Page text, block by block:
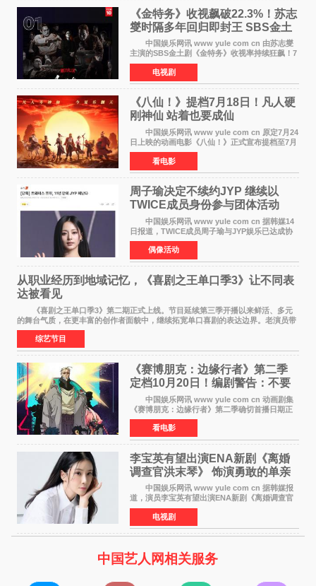
《金特务》收视飙破22.3%！苏志
燮时隔多年回归即封王 SBS金土
剧新纪录诞生
中国娱乐网讯 www yule com cn 由苏志燮
主演的SBS金土剧《金特务》收视率持续狂飙！7
月11日播出的第6集全国平均收视率高达22 3%，
瞬间最高更冲上26 4%，不仅再度刷新自身纪
录，更稳坐同时段
电视剧
《八仙！》提档7月18日！凡人硬
刚神仙 站着也要成仙
中国娱乐网讯 www yule com cn 原定7月24
日上映的动画电影《八仙！》正式宣布提档至7月
18日。这部国风动画大片将八仙过海，各显神通
这句刻在国人DNA里的俗语玩出了新花样——影
片讲述凡人
看电影
周子瑜决定不续约JYP 继续以
TWICE成员身份参与团体活动
中国娱乐网讯 www yule com cn 据韩媒14
日报道，TWICE成员周子瑜与JYP娱乐已达成协
议，不再续签个人专属合约，但她将继续参与
TWICE的完整团体活动。 周子瑜于2015年通
过生存节目《SIXTE
偶像活动
从职业经历到地域记忆，《喜剧之王单口季3》让不同表
达被看见
《喜剧之王单口季3》第二期正式上线。节目延续第三季开播以来鲜活、多元
的舞台气质，在更丰富的创作者面貌中，继续拓宽单口喜剧的表达边界。老演员带
着更加成熟的文本与舞台掌控回归，新面孔则
综艺节目
《赛博朋克：边缘行者》第二季
定档10月20日！编剧警告：不要
对角色投入太深
中国娱乐网讯 www yule com cn 动画剧集
《赛博朋克：边缘行者》第二季确切首播日期正
式敲定——将于10月20日在Netflix全球上线。此
前，Netflix韩国官方账号曾短暂出现这一日期信
息，随后迅
看电影
李宝英有望出演ENA新剧《离婚
调查官洪末琴》 饰演勇敢的单亲
妈妈家事调查官
中国娱乐网讯 www yule com cn 据韩媒报
道，演员李宝英有望出演ENA新剧《离婚调查官
洪末琴》女主角，引发观众期待。 李宝英在
剧中饰演家庭法院家事调查官洪末琴一角——即
使在极限状况
电视剧
中国艺人网相关服务